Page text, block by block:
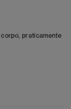
praticamente